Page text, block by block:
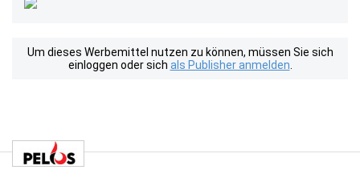
Um dieses Werbemittel nutzen zu können, müssen Sie sich
einloggen oder sich als Publisher anmelden